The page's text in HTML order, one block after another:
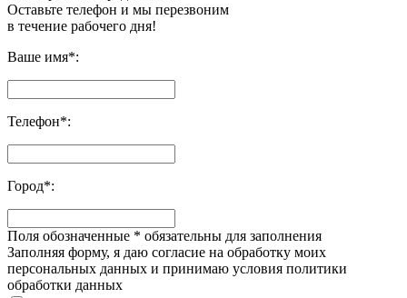
Оставьте телефон и мы перезвоним
в течение рабочего дня!
Ваше имя*:
Телефон*:
Город*:
Поля обозначенные * обязательны для заполнения
Заполняя форму, я даю согласие на обработку моих
персональных данных и принимаю условия политики
обработки данных